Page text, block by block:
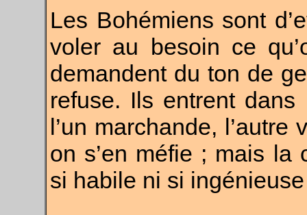
Les Bohémiens sont
voler au besoin ce
demandent du ton de
refuse. Ils entrent
l’un marchande,
on s’en méfie ; mais la
si habile ni si